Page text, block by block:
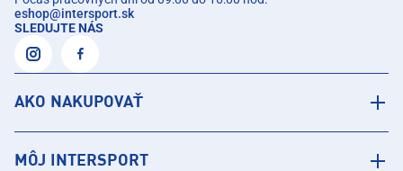
eshop@intersport.sk
SLEDUJTE NÁS
AKO NAKUPOVAŤ
MÔJ INTERSPORT